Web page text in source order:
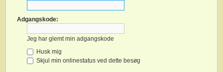
Adgangskode:
Jeg har glemt min adgangskode
Husk mig
Skjul min onlinestatus ved dette besøg